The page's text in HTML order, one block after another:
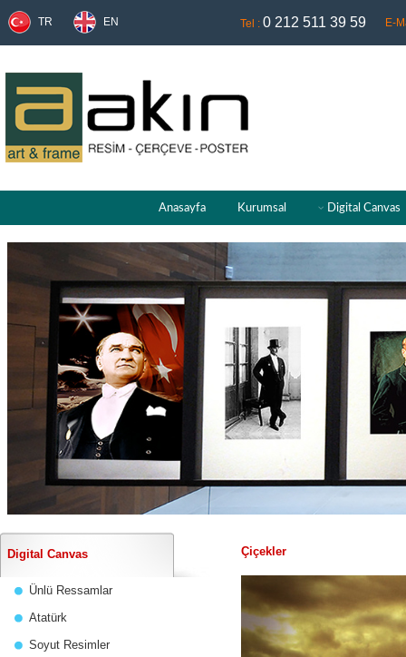
TR EN Tel : 0 212 511 39 59 E-
Anasayfa Kurumsal Digital Canvas
Digital Canvas
Ünlü Ressamlar
Atatürk
Soyut Resimler
Çiçekler